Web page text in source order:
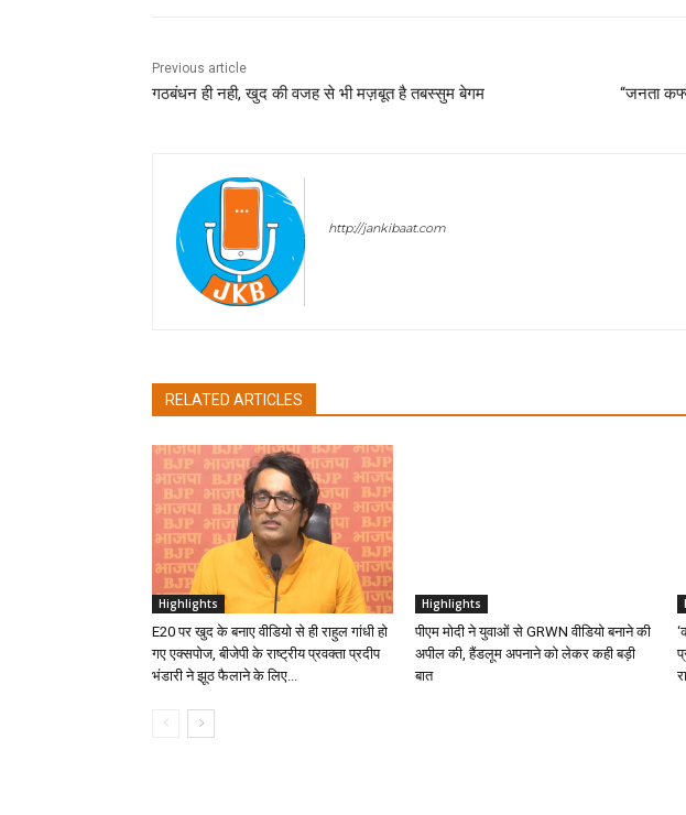
Previous article
गठबंधन ही नही, खुद की वजह से भी मज़बूत है तबस्सुम बेगम “जनता
http://jankibaat.com
RELATED ARTICLES
Highlights
E20 पर खुद के बनाए वीडियो से ही राहुल गांधी हो
गए एक्सपोज, बीजेपी के राष्ट्रीय प्रवक्ता प्रदीप
भंडारी ने झूठ फैलाने के लिए...
Highlights
पीएम मोदी ने युवाओं से GRWN वीडियो बनाने की
अपील की, हैंडलूम अपनाने को लेकर कही बड़ी
बात